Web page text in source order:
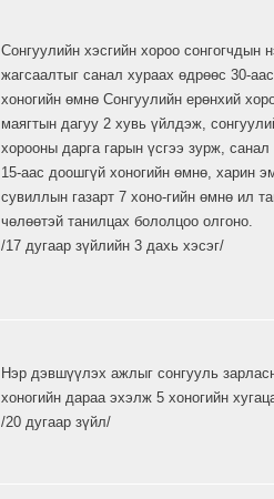
Сонгуулийн хэсгийн хороо сонгогчдын
жагсаалтыг санал хураах өдрөөс 30-
хоногийн өмнө Сонгуулийн ерөнхий
маягтын дагуу 2 хувь үйлдэж,
хорооны дарга гарын үсгээ зурж,
15-аас доошгүй хоногийн өмнө, харин
сувиллын газарт 7 хоно-гийн өмнө ил
чөлөөтэй танилцах бололцоо олгоно.
/17 дугаар зүйлийн 3 дахь хэсэг/
Нэр дэвшүүлэх ажлыг сонгууль
хоногийн дараа эхэлж 5 хоногийн
/20 дугаар зүйл/